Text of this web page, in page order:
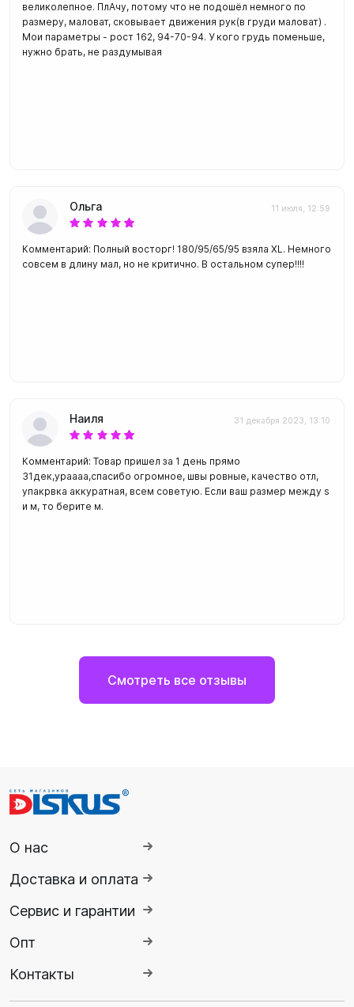
великолепное. ПлАчу, потому что не подошёл немного по
размеру, маловат, сковывает движения рук(в груди маловат) .
Мои параметры - рост 162, 94-70-94. У кого грудь поменьше,
нужно брать, не раздумывая
Ольга 11 июля, 12:59
Комментарий: Полный восторг! 180/95/65/95 взяла XL. Немного
совсем в длину мал, но не критично. В остальном супер!!!!
Наиля 31 декабря 2023, 13:10
Комментарий: Товар пришел за 1 день прямо
31дек,ураааа,спасибо огромное, швы ровные, качество отл,
упакрвка аккуратная, всем советую. Если ваш размер между s
и м, то берите м.
Смотреть все отзывы
О нас
Доставка и оплата
Сервис и гарантии
Опт
Контакты